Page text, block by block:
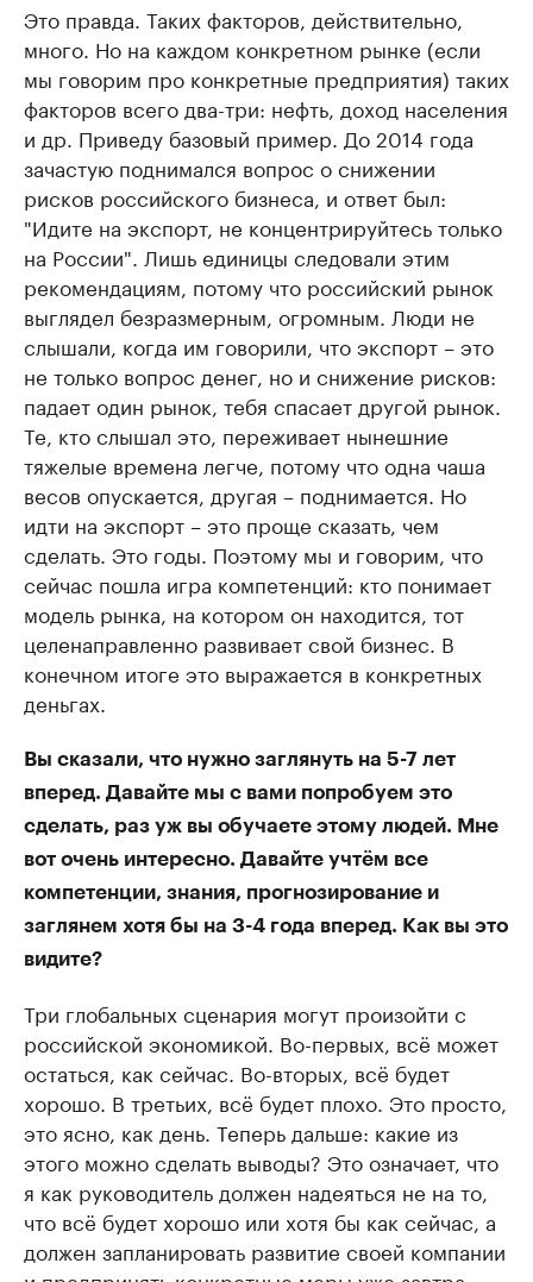
Это правда. Таких факторов, действительно,
много. Но на каждом конкретном рынке (если
мы говорим про конкретные предприятия) таких
факторов всего два-три: нефть, доход населения
и др. Приведу базовый пример. До 2014 года
зачастую поднимался вопрос о снижении
рисков российского бизнеса, и ответ был:
"Идите на экспорт, не концентрируйтесь только
на России". Лишь единицы следовали этим
рекомендациям, потому что российский рынок
выглядел безразмерным, огромным. Люди не
слышали, когда им говорили, что экспорт – это
не только вопрос денег, но и снижение рисков:
падает один рынок, тебя спасает другой рынок.
Те, кто слышал это, переживает нынешние
тяжелые времена легче, потому что одна чаша
весов опускается, другая – поднимается. Но
идти на экспорт – это проще сказать, чем
сделать. Это годы. Поэтому мы и говорим, что
сейчас пошла игра компетенций: кто понимает
модель рынка, на котором он находится, тот
целенаправленно развивает свой бизнес. В
конечном итоге это выражается в конкретных
деньгах.
Вы сказали, что нужно заглянуть на 5-7 лет
вперед. Давайте мы с вами попробуем это
сделать, раз уж вы обучаете этому людей. Мне
вот очень интересно. Давайте учтём все
компетенции, знания, прогнозирование и
заглянем хотя бы на 3-4 года вперед. Как вы это
видите?
Три глобальных сценария могут произойти с
российской экономикой. Во-первых, всё может
остаться, как сейчас. Во-вторых, всё будет
хорошо. В третьих, всё будет плохо. Это просто,
это ясно, как день. Теперь дальше: какие из
этого можно сделать выводы? Это означает, что
я как руководитель должен надеяться не на то,
что всё будет хорошо или хотя бы как сейчас, а
должен запланировать развитие своей компании